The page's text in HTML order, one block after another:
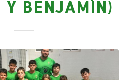
Y BENJAMÍN)